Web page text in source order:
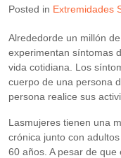
Posted in Extremidades
Alrededorde un millón
experimentan síntomas
vida cotidiana. Los
cuerpo de una persona
persona realice sus
Lasmujeres tienen una
crónica junto con
60 años. A pesar de